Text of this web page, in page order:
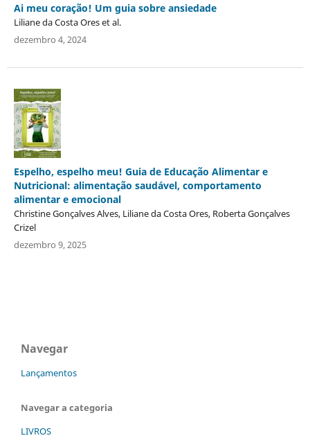
Ai meu coração! Um guia sobre ansiedade
Liliane da Costa Ores et al.
dezembro 4, 2024
Espelho, espelho meu! Guia de Educação Alimentar e
Nutricional: alimentação saudável, comportamento
alimentar e emocional
Christine Gonçalves Alves, Liliane da Costa Ores, Roberta Gonçalves
Crizel
dezembro 9, 2025
Navegar
Lançamentos
Navegar a categoria
LIVROS